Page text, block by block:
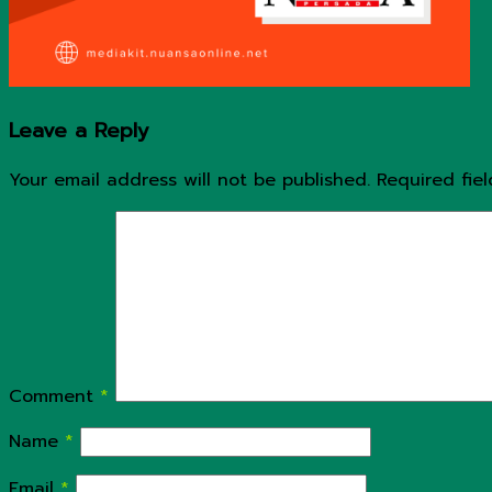
Leave a Reply
Your email address will not be published. Required
Comment *
Name *